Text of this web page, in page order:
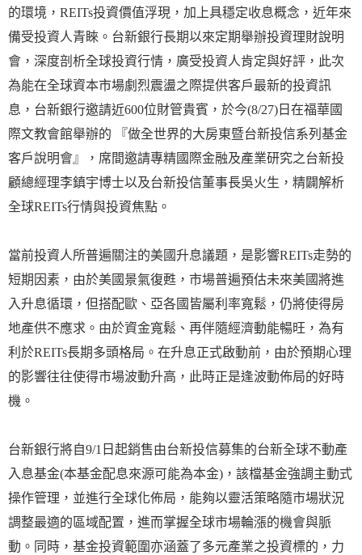
的環境，REITs投資價值浮現，加上具穩定收息概念，近年來
備受投資人青睞。台新銀行長期以來定期舉辦投資理財說明
會，深度剖析全球投資行情，廣受投資人肯定與好評，此次
為能在全球資本市場劇烈震盪之際提供客戶最新的投資訊
息，台新銀行邀請近600位財管貴賓，於今(8/27)日在福華國
際文教會館舉辦的 『做全世界的大房東暨台新投信系列基金
客戶說明會』，席間邀請專精國際金融及產業研究之台新投
顧總經理李鎮宇博士以及台新投信董事長吳火生，精闢解析
全球REITs行情與投資焦點。
當前投資人所普遍關注的美國升息議題，是影響REITs走勢的
短期因素，由於美國景氣復甦，市場普遍預估未來美國將進
入升息循環，但搭配歐、亞各國皆屬利率寬鬆，仍將使得房
地產供不應求。由於資金寬鬆、再伴隨經濟動能暢旺，為有
利於REITs長期多頭格局。在升息正式啟動前，由於預期心理
的影響往往使得市場波動升高，此時正是逢波動佈局的好時
機。
台新銀行將自9/1日起銷售由台新投信募集的台新全球不動產
入息基金(本基金配息來源可能為本金)，該檔基金強調主動式
操作管理，並進行全球化佈局，能夠以靈活策略隨市場狀況
調整最適的區域配置，進而掌握全球市場輪漲的機會與脈
動。同時，基金投資範圍亦涵蓋了多元產業之投資標的，力